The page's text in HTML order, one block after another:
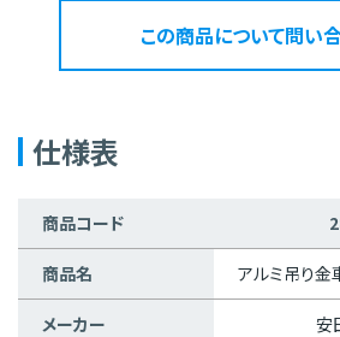
この商品について問い
仕様表
商品コード
商品名 アルミ吊り
メーカー 安